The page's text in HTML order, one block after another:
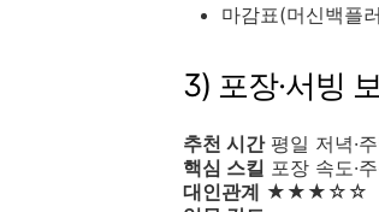
마감표(머신백플
3) 포장·서빙
추천 시간평일 저녁·
핵심 스킬 포장 속도·
대인관계 ★★★☆☆